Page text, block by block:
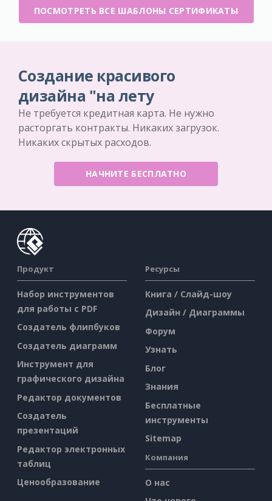
ПОСМОТРЕТЬ ВСЕ ШАБЛОНЫ СЕРТИФИКАТЫ
Создание красивого
дизайна "на лету
Не требуется кредитная карта. Не нужно
расторгать контракты. Никаких загрузок.
Никаких скрытых расходов.
НАЧНИТЕ БЕСПЛАТНО
Продукт
Набор инструментов
для работы с PDF
Создатель флипбуков
Создатель диаграмм
Инструмент для
графического дизайна
Редактор документов
Создатель
презентаций
Редактор электронных
таблиц
Ценообразование
Ресурсы
Книга / Слайд-шоу
Дизайн / Диаграммы
Форум
Узнать
Блог
Знания
Бесплатные
инструменты
Sitemap
Компания
О нас